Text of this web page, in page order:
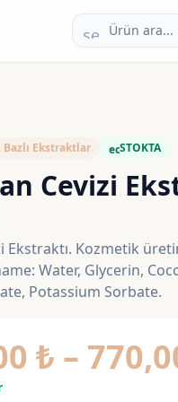
search
Bazlı Ekstraktlar ecoSTOKTA
Cevizi
Kozmetik
Water, Glycerin,
Potassium Sorbate.
₺ –